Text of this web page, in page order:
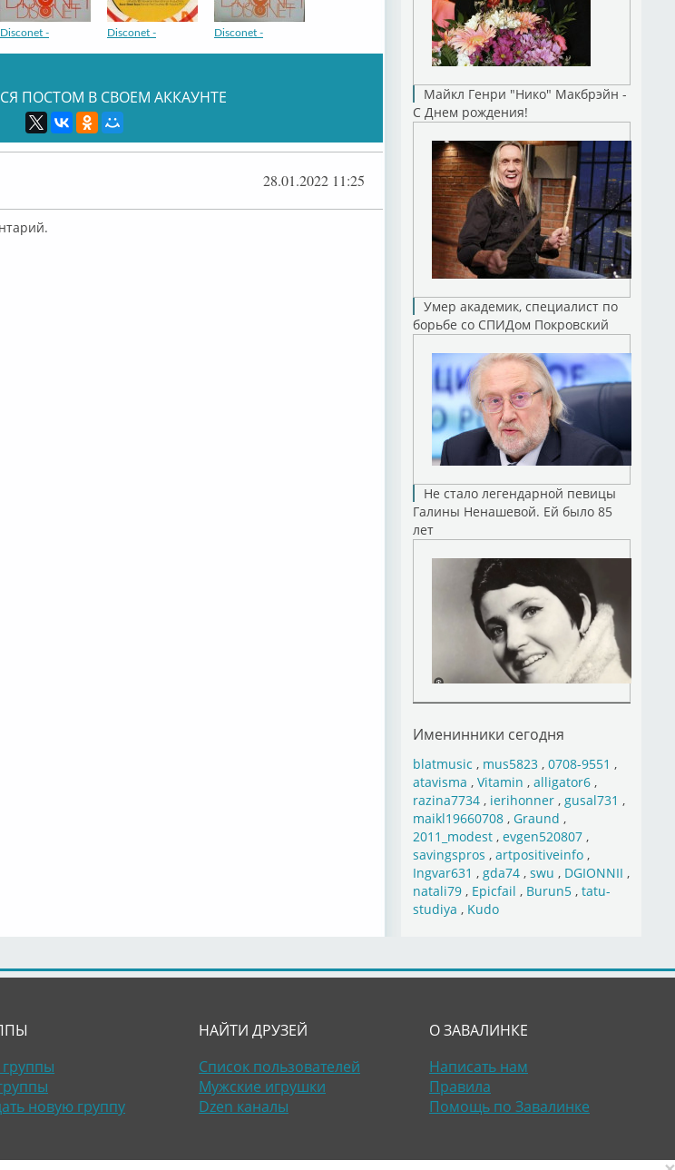
Disconet - Disconet - Disconet -
ПОСТОМ В СВОЕМ АККАУНТЕ
28.01.2022 11:25
Майкл Генри "Нико" Макбрэйн -
С Днем рождения!
Умер академик, специалист по
борьбе со СПИДом Покровский
Не стало легендарной певицы
Галины Ненашевой. Ей было 85
лет
Именинники сегодня
blatmusic , mus5823, 0708-9551 ,
atavisma , Vitamin , alligator6,
razina7734, ierihonner, gusal731 ,
maikl19660708, Graund ,
2011_modest, evgen520807,
savingspros , artpositiveinfo,
Ingvar631 , gda74, swu , DGIONNII ,
natali79, Epicfail , Burun5, tatu-
studiya , Kudo
новую группу
НАЙТИ ДРУЗЕЙ
Список пользователей
Мужские игрушки
Dzen каналы
О ЗАВАЛИНКЕ
Написать нам
Правила
Помощь по Завалинке